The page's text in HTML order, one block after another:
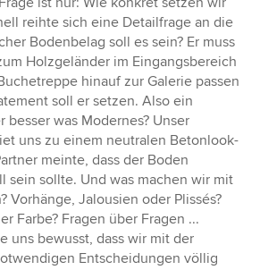
reihte sich eine Detailfrage an die
Bodenbelag soll es sein? Er muss
Holzgeländer im Eingangsbereich
hinauf zur Galerie passen
soll er setzen. Also ein
besser was Modernes? Unser
uns zu einem neutralen Betonlook-
meinte, dass der Boden
sein sollte. Und was machen wir mit
Vorhänge, Jalousien oder Plissés?
Farbe? Fragen über Fragen ...
uns bewusst, dass wir mit der
Entscheidungen völlig